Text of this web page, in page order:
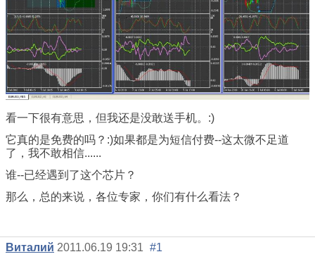
看一下很有意思，但我还是没敢送手机。:)
它真的是免费的吗？:)如果都是为短信付费--这太微不足道
了，我不敢相信......
谁--已经遇到了这个芯片？
那么，总的来说，各位专家，你们有什么看法？
Виталий 2011.06.19 19:31 #1